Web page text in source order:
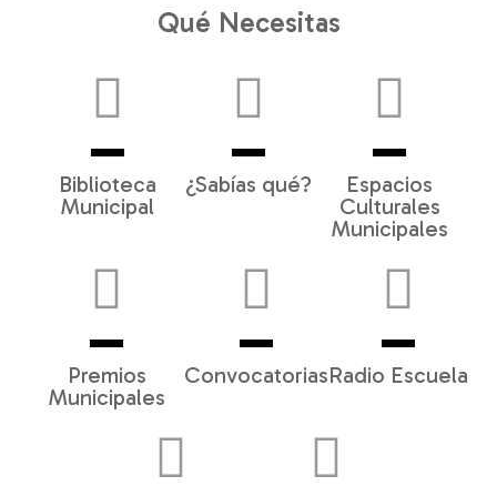
Qué Necesitas
Biblioteca
Municipal
¿Sabías qué?
Espacios
Culturales
Municipales
Premios
Municipales
ConvocatoriasRadio Escuela